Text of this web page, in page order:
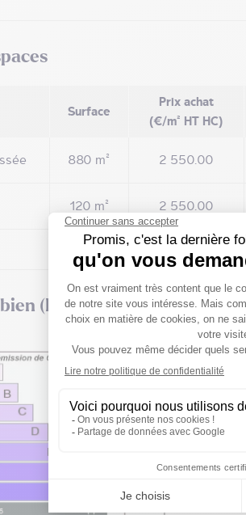
Surface
Prix achat
(€/m² HT HC)
880 m² 2 550.00
120 m² 2 550.00
(DPE)